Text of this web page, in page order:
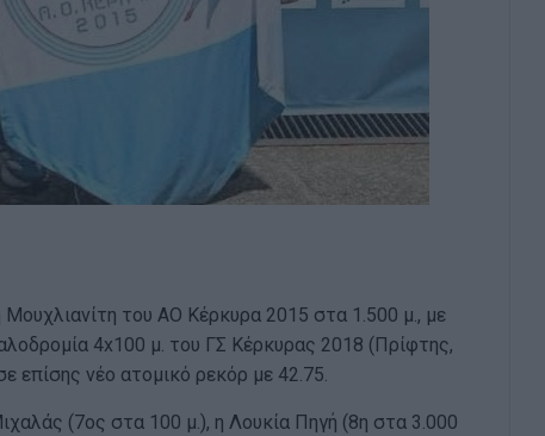
του ΑΟ Κέρκυρα 2015 στα 1.500 μ., με
4x100 μ. του ΓΣ Κέρκυρας 2018 (Πρίφτης,
επίσης νέο ατομικό ρεκόρ με 42.75.
(7ος στα 100 μ.), η Λουκία Πηγή (8η στα 3.000